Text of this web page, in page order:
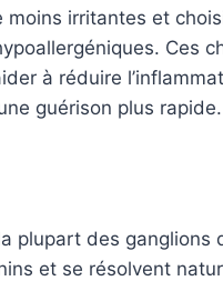
moins irritantes et
Ces
à réduire
guérison plus rapide.
plupart des ganglions
et se résolvent